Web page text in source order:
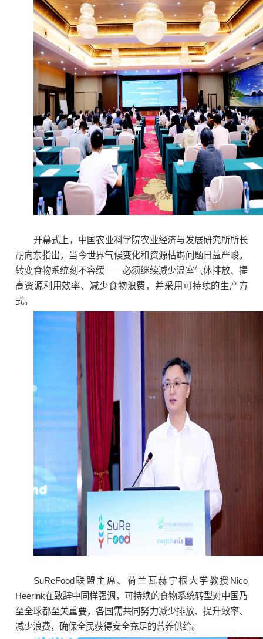
开幕式上，中国农业科学院农业经济与发展研究所所长
胡向东指出，当今世界气候变化和资源枯竭问题日益严峻，
转变食物系统刻不容缓——必须继续减少温室气体排放、提
高资源利用效率、减少食物浪费，并采用可持续的生产方
式。
SuReFood联盟主席、荷兰瓦赫宁根大学教授Nico
Heerink在致辞中同样强调，可持续的食物系统转型对中国乃
至全球都至关重要，各国需共同努力减少排放、提升效率、
减少浪费，确保全民获得安全充足的营养供给。